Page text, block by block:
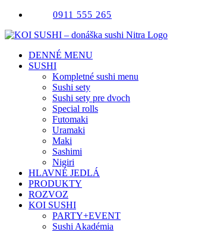
Skip
content
0911 555 265
DENNÉ MENU
SUSHI
Kompletné sushi menu
Sushi sety
Sushi sety pre dvoch
Special rolls
Futomaki
Uramaki
Maki
Sashimi
Nigiri
HLAVNÉ JEDLÁ
PRODUKTY
ROZVOZ
KOI SUSHI
PARTY+EVENT
Sushi Akadémia